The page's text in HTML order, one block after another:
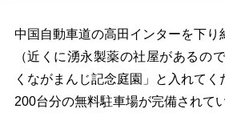
中国自動車道の高田インターを下り
（近くに湧永製薬の社屋があるの
くながまんじ記念庭園」と入れてく
200台分の無料駐車場が完備されて